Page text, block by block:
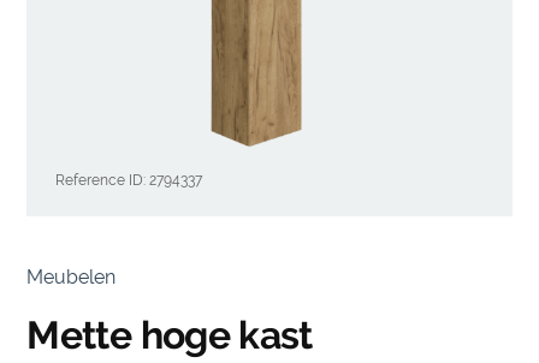
Reference ID: 2794337
Meubelen
Mette hoge kast